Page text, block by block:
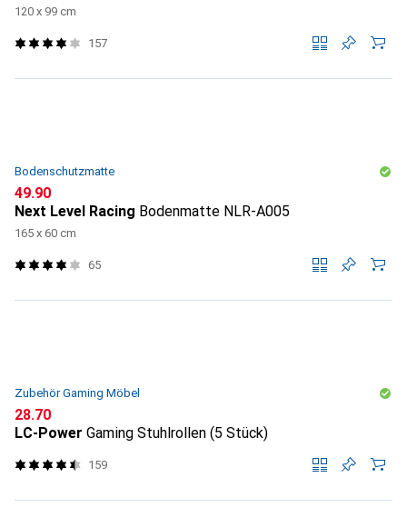
120 x 99 cm
157
Bodenschutzmatte
CHF
49.90
Next Level Racing Bodenmatte NLR-A005
165 x 60 cm
65
Zubehör Gaming Möbel
CHF
28.70
LC-Power Gaming Stuhlrollen (5 Stück)
159